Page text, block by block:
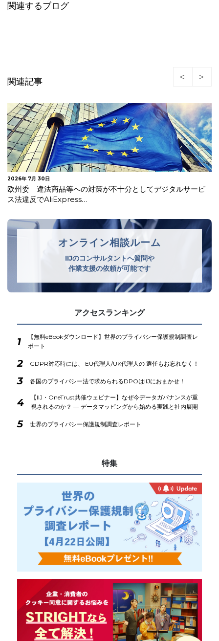
関連するブログ
関連記事
2026年 7月 24日
イタリア 年齢確認及びAIモデル事前学習に関する情報提供
の不備等で米国生成AI企業に…
オンライン相談ルーム
IIJのコンサルタントへ質問や
作業支援の依頼が可能です
アクセスランキング
1
【無料eBookダウンロード】世界のプライバシー保護規制調査レ
ポート
2 GDPR対応時には、 EU代理人/UK代理人の 選任もお忘れなく！
3 各国のプライバシー法で求められるDPOはIIJにおまかせ！
4
【IIJ・OneTrust共催ウェビナー】なぜ今データガバナンスが重
視されるのか？ ― データマッピングから始める実践と社内展開
5 世界のプライバシー保護規制調査レポート
特集